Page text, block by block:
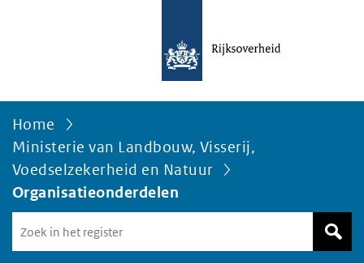
Home
Ministerie van Landbouw, Visserij,
Voedselzekerheid en Natuur
Organisatieonderdelen
in
het